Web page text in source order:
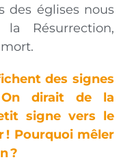
des églises nous
Résurrection,
des signes
dirait de la
signe vers le
! Pourquoi mêler
?